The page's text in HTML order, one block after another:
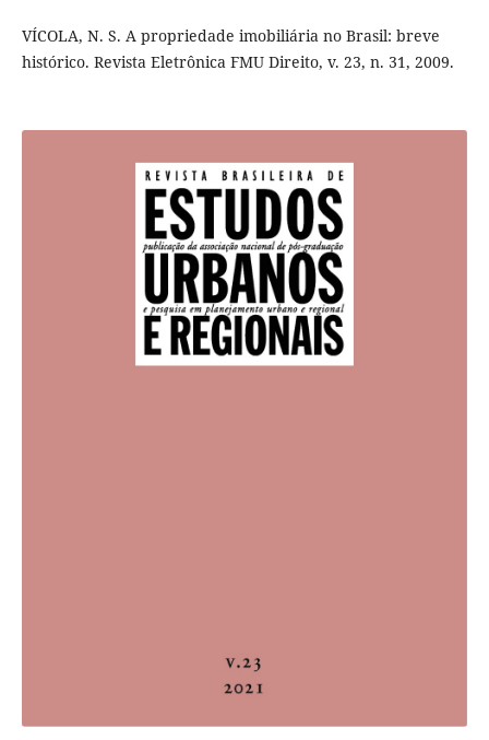
VÍCOLA, N. S. A propriedade imobiliária no Brasil: breve
histórico. Revista Eletrônica FMU Direito, v. 23, n. 31, 2009.